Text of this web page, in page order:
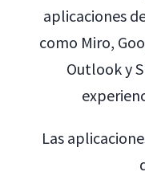
aplicaciones
como Miro,
Outlook y
Las